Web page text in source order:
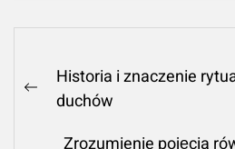
Nawigacja
wpisu
Previous
Historia i znaczenie
duchów